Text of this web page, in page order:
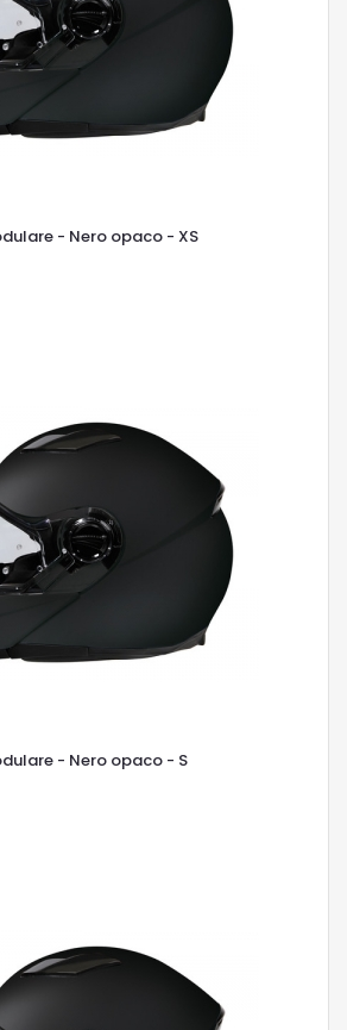
- Nero opaco - XS
- Nero opaco - S